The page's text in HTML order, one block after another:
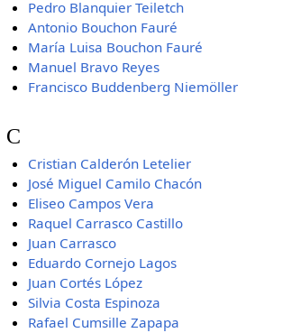
Pedro Blanquier Teiletch
Antonio Bouchon Fauré
María Luisa Bouchon Fauré
Manuel Bravo Reyes
Francisco Buddenberg Niemöller
C
Cristian Calderón Letelier
José Miguel Camilo Chacón
Eliseo Campos Vera
Raquel Carrasco Castillo
Juan Carrasco
Eduardo Cornejo Lagos
Juan Cortés López
Silvia Costa Espinoza
Rafael Cumsille Zapapa